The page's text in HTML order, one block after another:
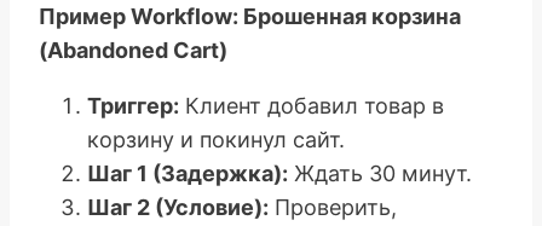
Пример Workflow: Брошенная корзина
(Abandoned Cart)
Триггер: Клиент добавил товар в
корзину и покинул сайт.
Шаг 1 (Задержка): Ждать 30 минут.
Шаг 2 (Условие): Проверить,